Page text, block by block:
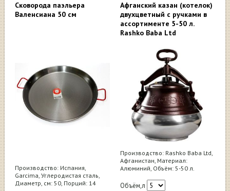
Cковорода паэльера
Валенсиана 50 см
Производство: Испания,
Garcima, Углеродистая сталь,
Диаметр, см: 50, Порций: 14
Афганский казан (котелок)
двухцветный c ручками в
ассортименте 5-50 л.
Rashko Baba Ltd
Производство: Rashko Baba Ltd,
Афганистан, Материал:
Алюминий, Объём: 5-50 л.
Объём,л